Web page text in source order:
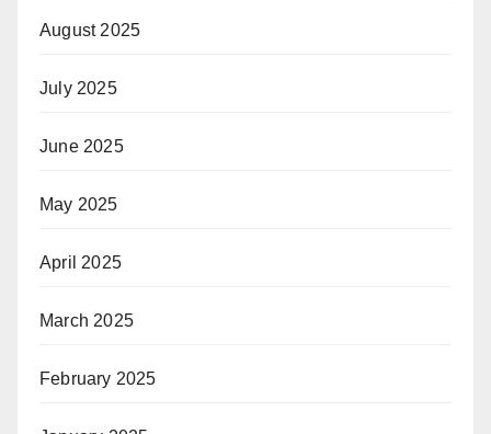
August 2025
July 2025
June 2025
May 2025
April 2025
March 2025
February 2025